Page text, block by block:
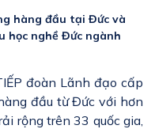
hàng đầu tại Đức và
học nghề Đức ngành
đoàn Lãnh đạo cấp
đầu từ Đức với hơn
rộng trên 33 quốc gia,